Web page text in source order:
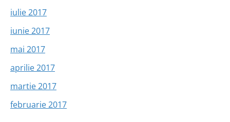
iulie 2017
iunie 2017
mai 2017
aprilie 2017
martie 2017
februarie 2017